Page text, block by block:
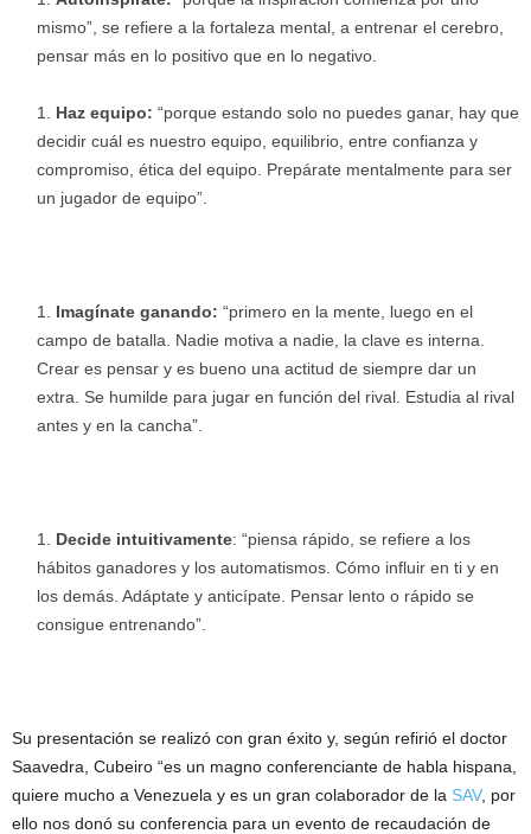
mismo”, se refiere a la fortaleza mental, a entrenar el cerebro,
pensar más en lo positivo que en lo negativo.
Haz equipo: “porque estando solo no puedes ganar, hay que
decidir cuál es nuestro equipo, equilibrio, entre confianza y
compromiso, ética del equipo. Prepárate mentalmente para ser
un jugador de equipo”.
Imagínate ganando: “primero en la mente, luego en el
campo de batalla. Nadie motiva a nadie, la clave es interna.
Crear es pensar y es bueno una actitud de siempre dar un
extra. Se humilde para jugar en función del rival. Estudia al rival
antes y en la cancha”.
Decide intuitivamente: “piensa rápido, se refiere a los
hábitos ganadores y los automatismos. Cómo influir en ti y en
los demás. Adáptate y anticípate. Pensar lento o rápido se
consigue entrenando”.
Su presentación se realizó con gran éxito y, según refirió el doctor
Saavedra, Cubeiro “es un magno conferenciante de habla hispana,
quiere mucho a Venezuela y es un gran colaborador de la SAV, por
ello nos donó su conferencia para un evento de recaudación de